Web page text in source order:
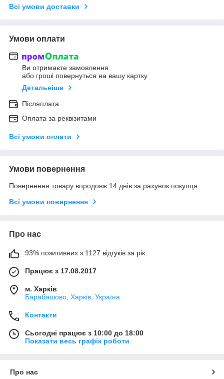
Всі умови доставки
Умови оплати
Ви отримаєте замовлення
або гроші повернуться на вашу картку
Детальніше
Післяплата
Оплата за реквізитами
Всі умови оплати
Умови повернення
Повернення товару впродовж 14 днів за рахунок покупця
Всі умови повернення
Про нас
93% позитивних з 1127 відгуків за рік
Працює з 17.08.2017
м. Харків
Барабашово, Харків, Україна
Контакти
Сьогодні працює з 10:00 до 18:00
Показати весь графік роботи
Про нас